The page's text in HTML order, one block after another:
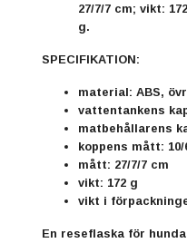
27/7/7 cm; vikt:
g.
SPECIFIKATION:
material: ABS,
vattentankens
matbehållarens
koppens mått: 10/
mått: 27/7/7 cm
vikt: 172 g
vikt i
En reseflaska för